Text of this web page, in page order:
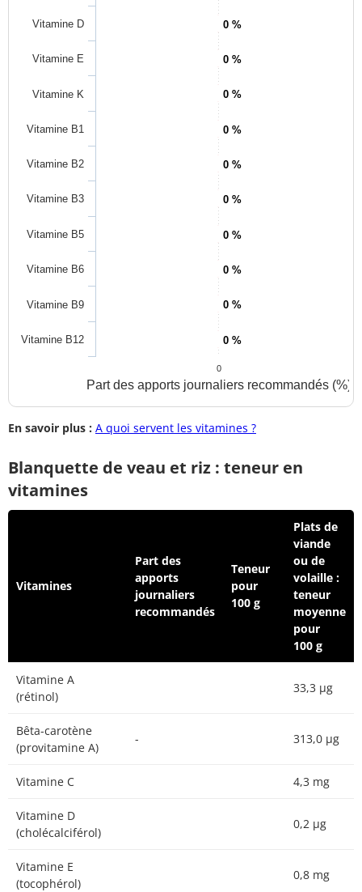
Part des apports journaliers recommandés (%)
0 %
0 %
0 %
0 %
0 %
0 %
0 %
0 %
0 %
0 %
Vitamine D
Vitamine E
Vitamine K
Vitamine B1
Vitamine B2
Vitamine B3
Vitamine B5
Vitamine B6
Vitamine B9
Vitamine B12
0
En savoir plus : A quoi servent les vitamines ?
Blanquette de veau et riz : teneur en
vitamines
Vitamines
Part des
apports
journaliers
recommandés
Teneur
pour
100 g
Plats de
viande
ou de
volaille :
teneur
moyenne
pour
100 g
Vitamine A
(rétinol)
33,3 µg
Bêta-carotène
(provitamine A)
- 313,0 µg
Vitamine C 4,3 mg
Vitamine D
(cholécalciférol)
0,2 µg
Vitamine E
(tocophérol)
0,8 mg